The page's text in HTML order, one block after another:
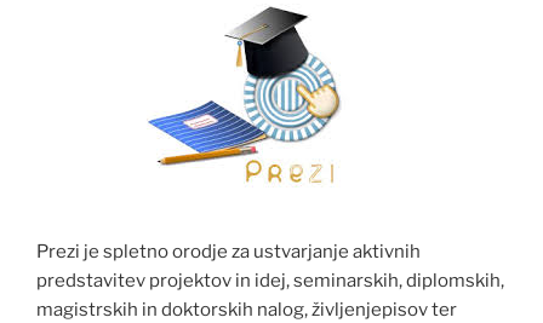
Prezi je spletno orodje za ustvarjanje aktivnih
predstavitev projektov in idej, seminarskih, diplomskih,
magistrskih in doktorskih nalog, življenjepisov ter